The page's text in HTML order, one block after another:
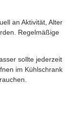
an Aktivität, Alter
Regelmäßige
sollte jederzeit
im Kühlschrank